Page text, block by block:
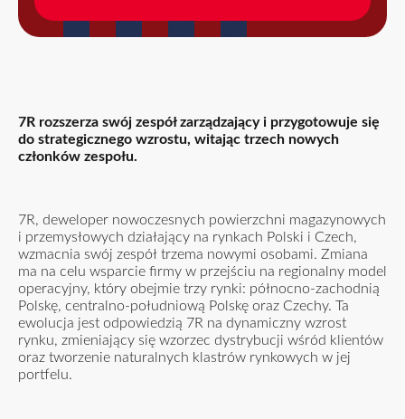
7R rozszerza swój zespół zarządzający i przygotowuje się
do strategicznego wzrostu, witając trzech nowych
członków zespołu.
7R, deweloper nowoczesnych powierzchni magazynowych
i przemysłowych działający na rynkach Polski i Czech,
wzmacnia swój zespół trzema nowymi osobami. Zmiana
ma na celu wsparcie firmy w przejściu na regionalny model
operacyjny, który obejmie trzy rynki: północno-zachodnią
Polskę, centralno-południową Polskę oraz Czechy. Ta
ewolucja jest odpowiedzią 7R na dynamiczny wzrost
rynku, zmieniający się wzorzec dystrybucji wśród klientów
oraz tworzenie naturalnych klastrów rynkowych w jej
portfelu.